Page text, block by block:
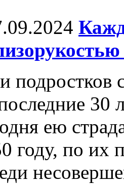
подростков
30
ею
году, по их